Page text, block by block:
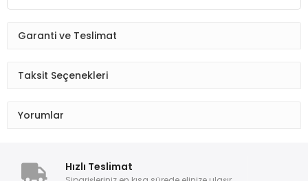
Garanti ve Teslimat
Taksit Seçenekleri
Yorumlar
Hızlı Teslimat